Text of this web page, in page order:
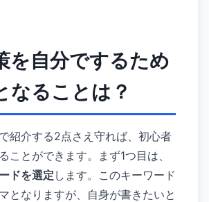
を自分でするため
なることは？
紹介する2点さえ守れば、初心者
ことができます。まず1つ目は、
ドを選定 します。このキーワード
となりますが、自身が書きたいと